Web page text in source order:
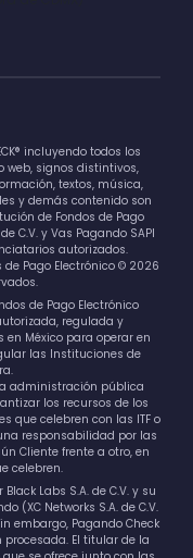
incluyendo todos los
web, signos distintivos,
textos, música,
y demás contenido son
de Fondos de Pago
C.V. y Vas Pagando SAPI
autorizados.
de Pago Electrónico © 2026
de Pago Electrónico
regulada y
México para operar en
las Instituciones de
administración pública
los recursos de los
que celebren con las ITF o
responsabilidad por las
Cliente frente a otro, en
celebren.
Labs S.A. de C.V. y su
(XC Networks S.A. de C.V.
embargo, Pagando Check
El titular de la